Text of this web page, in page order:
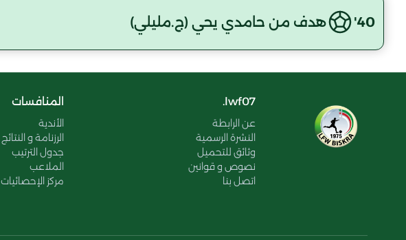
40' هدف من حامدي يحي (ج.مليلي)
lwf07.
عن الرابطة
النشرة الرسمية
وثائق للتحميل
نصوص و قوانين
اتصل بنا
المنافسات
الأندية
الرزنامة و النتائج
جدول الترتيب
الملاعب
مركز الإحصائيات